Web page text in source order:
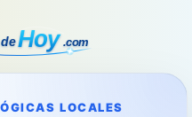
LOCALES